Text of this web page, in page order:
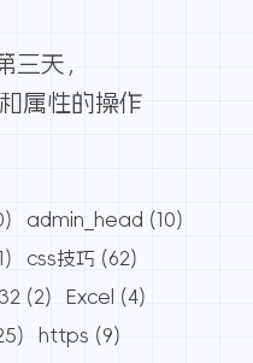
三天，
属性的操作
admin_head (10)
css技巧 (62)
(2) Excel
(4)
https (9)